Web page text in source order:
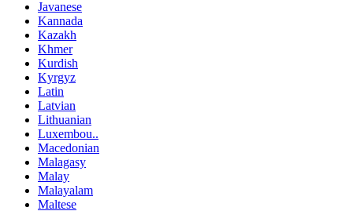
Javanese
Kannada
Kazakh
Khmer
Kurdish
Kyrgyz
Latin
Latvian
Lithuanian
Luxembou..
Macedonian
Malagasy
Malay
Malayalam
Maltese